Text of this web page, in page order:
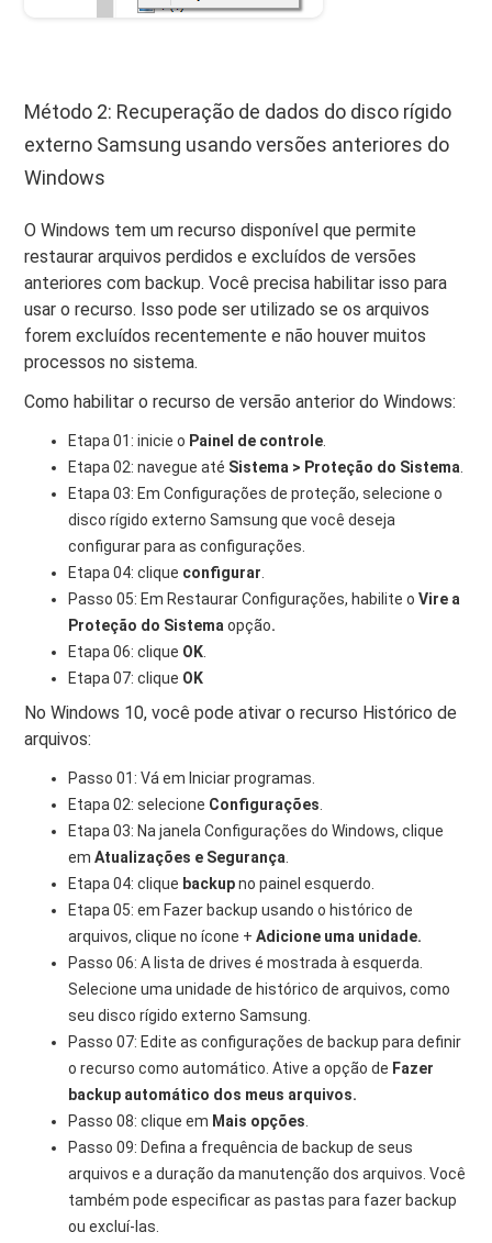
Método 2: Recuperação de dados do disco rígido
externo Samsung usando versões anteriores do
Windows
O Windows tem um recurso disponível que permite
restaurar arquivos perdidos e excluídos de versões
anteriores com backup. Você precisa habilitar isso para
usar o recurso. Isso pode ser utilizado se os arquivos
forem excluídos recentemente e não houver muitos
processos no sistema.
Como habilitar o recurso de versão anterior do Windows:
Etapa 01: inicie o Painel de controle
Etapa 02: navegue até Sistema > Proteção do Sistema
Etapa 03: Em Configurações de proteção, selecione o
disco rígido externo Samsung que você deseja
configurar para as configurações.
Etapa 04: clique configurar
Passo 05: Em Restaurar Configurações, habilite oVire a
Proteção do Sistemaopção.
Etapa 06: clique OK
Etapa 07: clique OK
No Windows 10, você pode ativar o recurso Histórico de
arquivos:
Passo 01: Vá em Iniciar programas.
Etapa 02: selecione Configurações
Etapa 03: Na janela Configurações do Windows, clique
emAtualizações e Segurança
Etapa 04: clique backupno painel esquerdo.
Etapa 05: em Fazer backup usando o histórico de
arquivos, clique no ícone +Adicione uma unidade.
Passo 06: A lista de drives é mostrada à esquerda.
Selecione uma unidade de histórico de arquivos, como
seu disco rígido externo Samsung.
Passo 07: Edite as configurações de backup para definir
o recurso como automático. Ative a opção de Fazer
backup automático dos meus arquivos.
Passo 08: clique em Mais opções
Passo 09: Defina a frequência de backup de seus
arquivos e a duração da manutenção dos arquivos. Você
também pode especificar as pastas para fazer backup
ou excluí-las.